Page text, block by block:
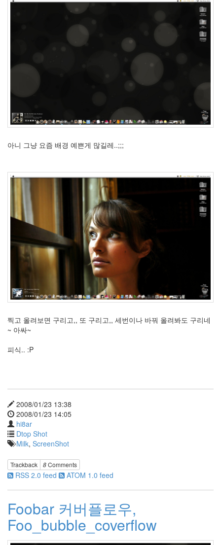
아니 그냥 요즘 배경 예쁜게 많길레..;;;
찍고 올려보면 구리고,, 또 구리고,, 세번이나 바꿔 올려봐도 구리네
~ 아싸~
피식.. :P
2008/01/23 13:38
2008/01/23 14:05
hi8ar
Dtop Shot
Milk, ScreenShot
Trackback 8Comments
RSS 2.0 feed ATOM 1.0 feed
Foobar 커버플로우,
Foo_bubble_coverflow
by
992
by
hi8ar